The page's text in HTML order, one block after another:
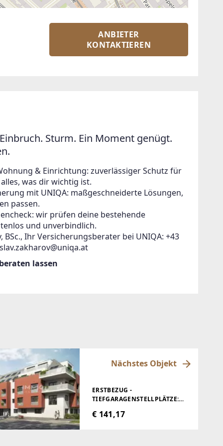
ANBIETER
KONTAKTIEREN
Sturm. Ein Moment genügt.
& Einrichtung: zuverlässiger Schutz für
was dir wichtig ist.
mit UNIQA: maßgeschneiderte Lösungen,
passen.
wir prüfen deine bestehende
und unverbindlich.
BSc., Ihr Versicherungsberater bei UNIQA: +43
lassen
Nächstes Objekt
ERSTBEZUG -
TIEFGARAGENSTELLPLÄTZE:
€ 141,17